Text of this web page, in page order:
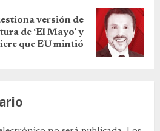
versión de
de ‘El Mayo’ y
que EU mintió